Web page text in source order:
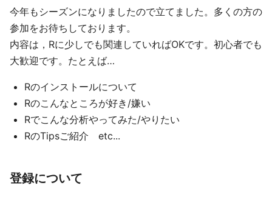
今年もシーズンになりましたので立てました。多くの方の
参加をお待ちしております。
内容は，Rに少しでも関連していればOKです。初心者でも
大歓迎です。たとえば…
Rのインストールについて
Rのこんなところが好き/嫌い
Rでこんな分析やってみた/やりたい
RのTipsご紹介 etc...
登録について